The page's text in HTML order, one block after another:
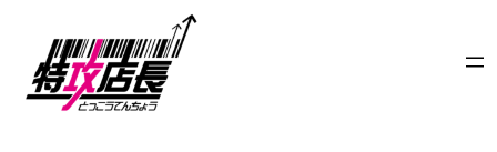
を